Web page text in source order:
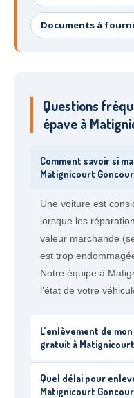
Documents à
Questions
épave à
Comment savoir si
Matignicourt
Une voiture est
lorsque les
valeur marchande
est trop
Notre équipe à
l’état de votre
L’enlèvement de
gratuit à
Quel délai pour
Matignicourt